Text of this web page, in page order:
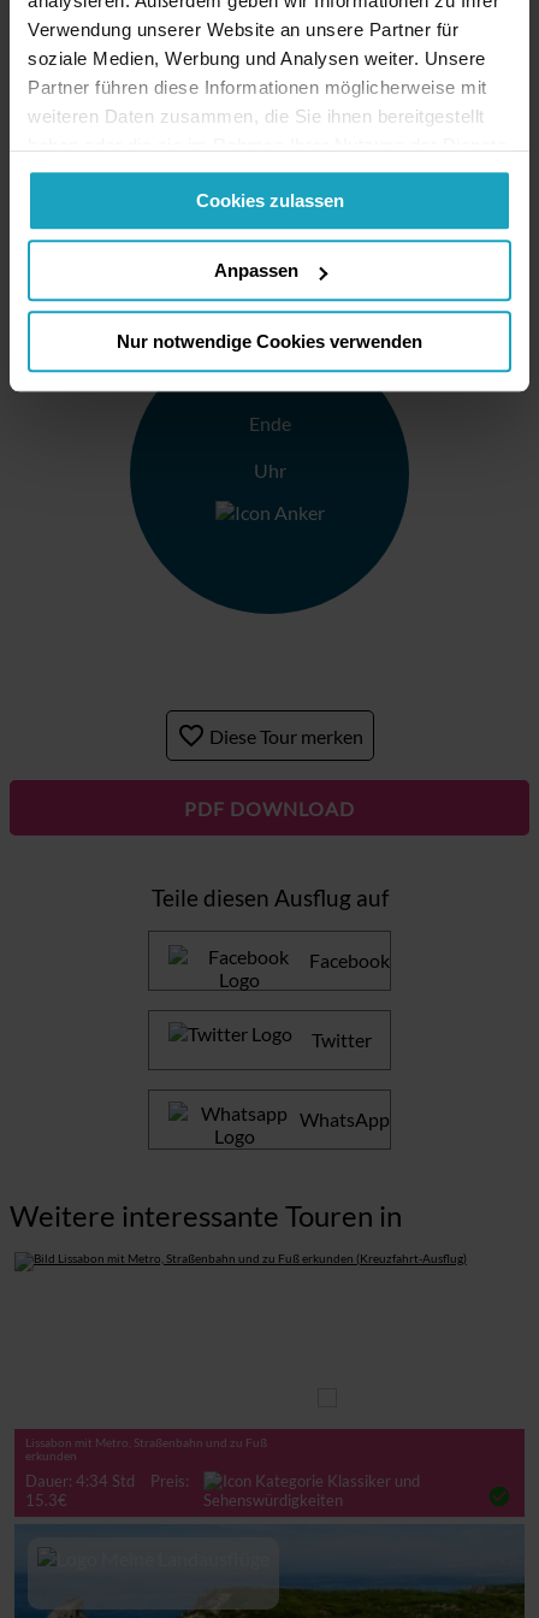
Verwendung unserer Website an unsere Partner für
soziale Medien, Werbung und Analysen weiter. Unsere
Partner führen diese Informationen möglicherweise mit
weiteren Daten zusammen, die Sie ihnen bereitgestellt
gesammelt haben. Sie geben Einwilligung zu unseren
Cookies, wenn Sie unsere Webseite weiterhin nutzen.
Cookies zulassen
Anpassen
Nur notwendige Cookies verwenden
Ende
Uhr
favorite_border Diese Tour merken
PDF DOWNLOAD
Teile diesen Ausflug auf
Facebook
Twitter
WhatsApp
Weitere interessante Touren in
Lissabon mit Metro, Straßenbahn und zu Fuß
erkunden
Dauer: 4:34 Std
Preis:
15.3€
check_circle